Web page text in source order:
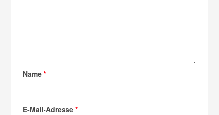
Name*
E-Mail-Adresse*